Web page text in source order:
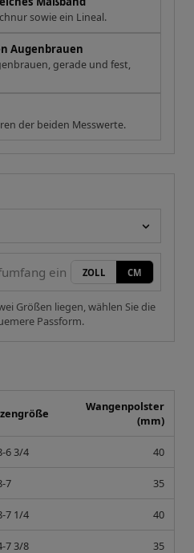
sowie ein Lineal.
Augenbrauen
gerade und fest,
der beiden Messwerte.
ZOLL CM
Größen liegen, wählen Sie die
Passform.
Wangenpolster
(mm)
6 3/4 40
7 35
7 1/4 40
7 3/8 35